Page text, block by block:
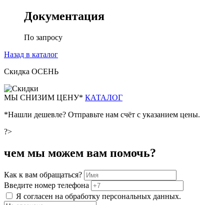
Документация
По запросу
Назад в каталог
Скидка ОСЕНЬ
МЫ СНИЗИМ ЦЕНУ* КАТАЛОГ
*Нашли дешевле? Отправьте нам счёт с указанием цены.
?>
чем мы можем вам помочь?
Как к вам обращаться?
Введите номер телефона
Я согласен на обработку персональных данных.